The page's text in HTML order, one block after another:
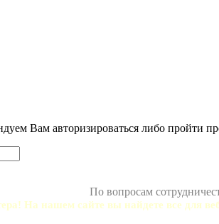
Вам авторизироваться либо пройти
По вопросам
На нашем сайте вы найдете все для